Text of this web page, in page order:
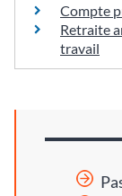
Compte
Retraite
travail